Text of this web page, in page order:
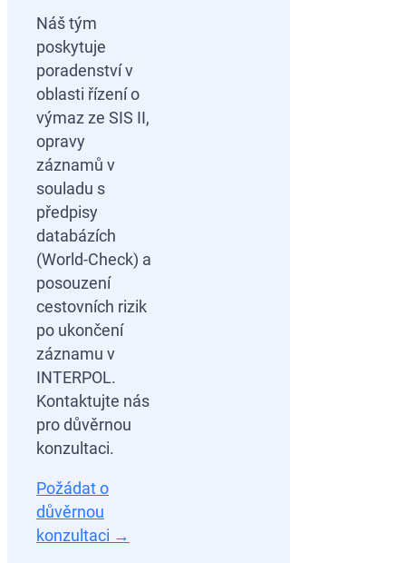
Náš tým
poskytuje
poradenství v
oblasti řízení o
výmaz ze SIS II,
opravy
záznamů v
souladu s
předpisy
databázích
(World-Check) a
posouzení
cestovních rizik
po ukončení
záznamu v
INTERPOL.
Kontaktujte nás
pro důvěrnou
konzultaci.
Požádat o
důvěrnou
konzultaci →